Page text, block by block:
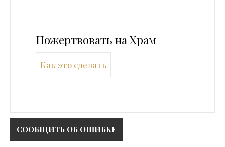
Пожертвовать на Храм
Как это сделать